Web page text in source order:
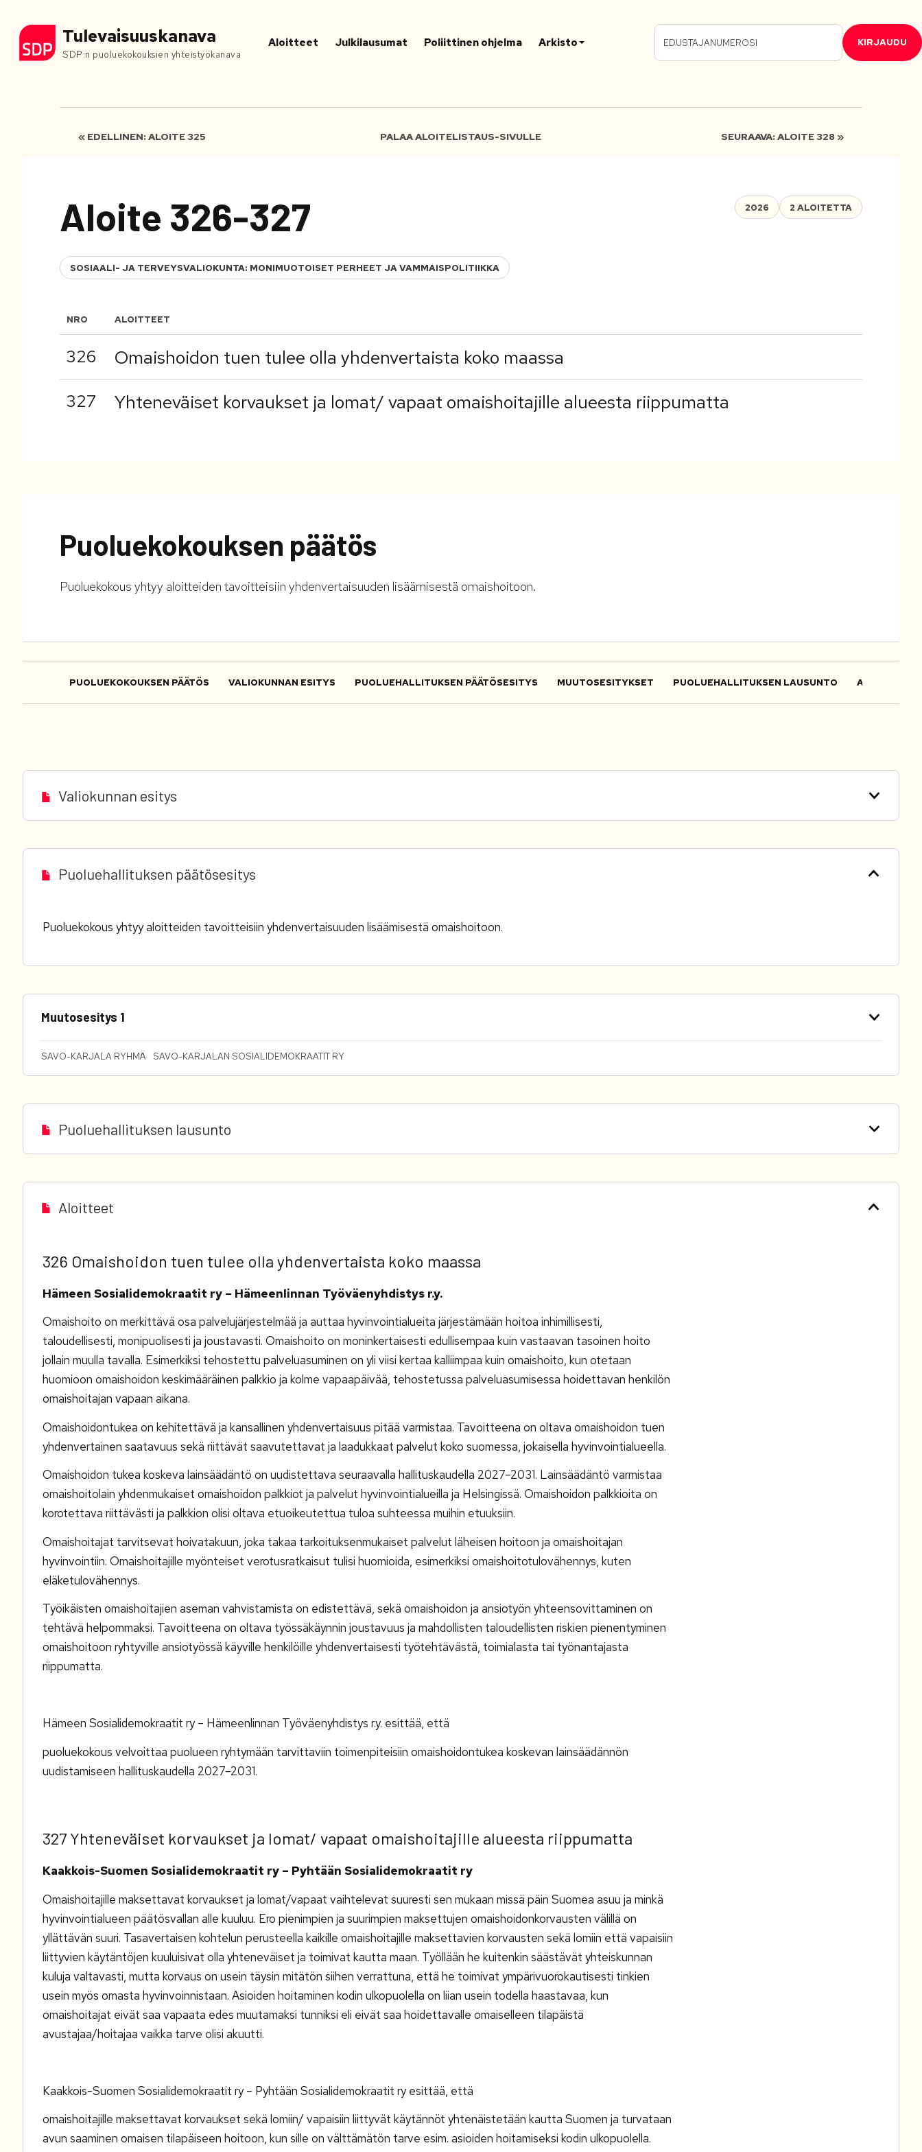
Tulevaisuuskanava
SDP:n puoluekokouksien yhteistyökanava
Aloitteet Julkilausumat Poliittinen ohjelma Arkisto KIRJAUDU
« EDELLINEN: ALOITE 325 PALAA ALOITELISTAUS-SIVULLE SEURAAVA: ALOITE 328 »
Aloite 326-327
SOSIAALI- JA TERVEYSVALIOKUNTA: MONIMUOTOISET PERHEET JA VAMMAISPOLITIIKKA
2026 2 ALOITETTA
NRO ALOITTEET
326 Omaishoidon tuen tulee olla yhdenvertaista koko maassa
327 Yhteneväiset korvaukset ja lomat/ vapaat omaishoitajille alueesta riippumatta
Puoluekokouksen päätös
Puoluekokous yhtyy aloitteiden tavoitteisiin yhdenvertaisuuden lisäämisestä omaishoitoon.
PUOLUEKOKOUKSEN PÄÄTÖS VALIOKUNNAN ESITYS PUOLUEHALLITUKSEN PÄÄTÖSESITYS MUUTOSESITYKSET PUOLUEHALLITUKSEN LAUSUNTO ALOITTEET
Valiokunnan esitys
Puoluehallituksen päätösesitys
Puoluekokous yhtyy aloitteiden tavoitteisiin yhdenvertaisuuden lisäämisestä omaishoitoon.
Muutosesitys 1
SAVO-KARJALA RYHMÄ SAVO-KARJALAN SOSIALIDEMOKRAATIT RY
Puoluehallituksen lausunto
Aloitteet
326 Omaishoidon tuen tulee olla yhdenvertaista koko maassa
Hämeen Sosialidemokraatit ry – Hämeenlinnan Työväenyhdistys r.y.
Omaishoito on merkittävä osa palvelujärjestelmää ja auttaa hyvinvointialueita järjestämään hoitoa inhimillisesti,
taloudellisesti, monipuolisesti ja joustavasti. Omaishoito on moninkertaisesti edullisempaa kuin vastaavan tasoinen hoito
jollain muulla tavalla. Esimerkiksi tehostettu palveluasuminen on yli viisi kertaa kalliimpaa kuin omaishoito, kun otetaan
huomioon omaishoidon keskimääräinen palkkio ja kolme vapaapäivää, tehostetussa palveluasumisessa hoidettavan henkilön
omaishoitajan vapaan aikana.
Omaishoidontukea on kehitettävä ja kansallinen yhdenvertaisuus pitää varmistaa. Tavoitteena on oltava omaishoidon tuen
yhdenvertainen saatavuus sekä riittävät saavutettavat ja laadukkaat palvelut koko suomessa, jokaisella hyvinvointialueella.
Omaishoidon tukea koskeva lainsäädäntö on uudistettava seuraavalla hallituskaudella 2027–2031. Lainsäädäntö varmistaa
omaishoitolain yhdenmukaiset omaishoidon palkkiot ja palvelut hyvinvointialueilla ja Helsingissä. Omaishoidon palkkioita on
korotettava riittävästi ja palkkion olisi oltava etuoikeutettua tuloa suhteessa muihin etuuksiin.
Omaishoitajat tarvitsevat hoivatakuun, joka takaa tarkoituksenmukaiset palvelut läheisen hoitoon ja omaishoitajan
hyvinvointiin. Omaishoitajille myönteiset verotusratkaisut tulisi huomioida, esimerkiksi omaishoitotulovähennys, kuten
eläketulovähennys.
Työikäisten omaishoitajien aseman vahvistamista on edistettävä, sekä omaishoidon ja ansiotyön yhteensovittaminen on
tehtävä helpommaksi. Tavoitteena on oltava työssäkäynnin joustavuus ja mahdollisten taloudellisten riskien pienentyminen
omaishoitoon ryhtyville ansiotyössä käyville henkilöille yhdenvertaisesti työtehtävästä, toimialasta tai työnantajasta
riippumatta.
Hämeen Sosialidemokraatit ry – Hämeenlinnan Työväenyhdistys r.y. esittää, että
puoluekokous velvoittaa puolueen ryhtymään tarvittaviin toimenpiteisiin omaishoidontukea koskevan lainsäädännön
uudistamiseen hallituskaudella 2027–2031.
327 Yhteneväiset korvaukset ja lomat/ vapaat omaishoitajille alueesta riippumatta
Kaakkois-Suomen Sosialidemokraatit ry – Pyhtään Sosialidemokraatit ry
Omaishoitajille maksettavat korvaukset ja lomat/vapaat vaihtelevat suuresti sen mukaan missä päin Suomea asuu ja minkä
hyvinvointialueen päätösvallan alle kuuluu. Ero pienimpien ja suurimpien maksettujen omaishoidonkorvausten välillä on
yllättävän suuri. Tasavertaisen kohtelun perusteella kaikille omaishoitajille maksettavien korvausten sekä lomiin että vapaisiin
liittyvien käytäntöjen kuuluisivat olla yhteneväiset ja toimivat kautta maan. Työllään he kuitenkin säästävät yhteiskunnan
kuluja valtavasti, mutta korvaus on usein täysin mitätön siihen verrattuna, että he toimivat ympärivuorokautisesti tinkien
usein myös omasta hyvinvoinnistaan. Asioiden hoitaminen kodin ulkopuolella on liian usein todella haastavaa, kun
omaishoitajat eivät saa vapaata edes muutamaksi tunniksi eli eivät saa hoidettavalle omaiselleen tilapäistä
avustajaa/hoitajaa vaikka tarve olisi akuutti.
Kaakkois-Suomen Sosialidemokraatit ry – Pyhtään Sosialidemokraatit ry esittää, että
omaishoitajille maksettavat korvaukset sekä lomiin/ vapaisiin liittyvät käytännöt yhtenäistetään kautta Suomen ja turvataan
avun saaminen omaisen tilapäiseen hoitoon, kun sille on välttämätön tarve esim. asioiden hoitamiseksi kodin ulkopuolella.